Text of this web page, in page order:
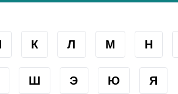
К Л М Н
Ш Э Ю Я